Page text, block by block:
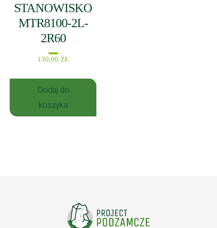
STANOWISKO
MTR8100-2L-
2R60
130,00 ZŁ
Dodaj do
koszyka